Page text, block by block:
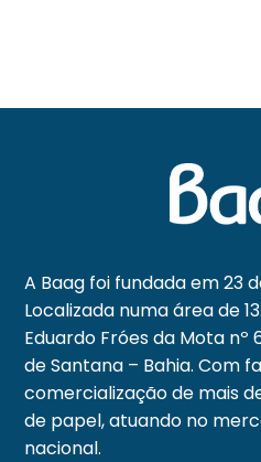
A Baag foi fundada em 23
Localizada numa área de
Eduardo Fróes da Mota nº
de Santana – Bahia. Com
comercialização de mais
de papel, atuando no
nacional.